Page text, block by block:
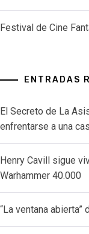
Festival de Cine
ENTRADAS
El Secreto de La
enfrentarse a una
Henry Cavill sigue
Warhammer 40.000
“La ventana abierta”